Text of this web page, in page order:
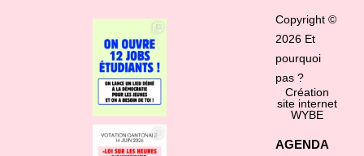
Copyright ©
2026 Et
pourquoi
pas ?
Création
site internet
WYBE
AGENDA